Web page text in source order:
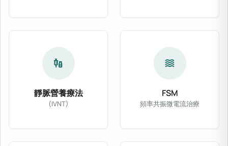
vaccines
靜脈營養療法
(IVNT)
waves
FSM
頻率共振微電流治療